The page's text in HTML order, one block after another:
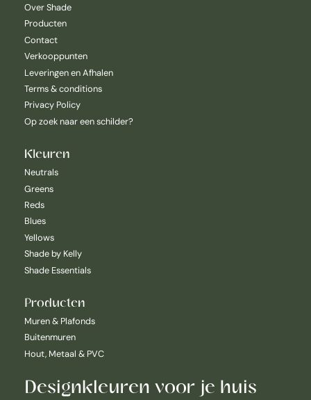
Over Shade
Producten
Contact
Verkooppunten
Leveringen en Afhalen
Terms & conditions
Privacy Policy
Op zoek naar een schilder?
Kleuren
Neutrals
Greens
Reds
Blues
Yellows
Shade by Kelly
Shade Essentials
Producten
Muren & Plafonds
Buitenmuren
Hout, Metaal & PVC
Designkleuren voor je huis